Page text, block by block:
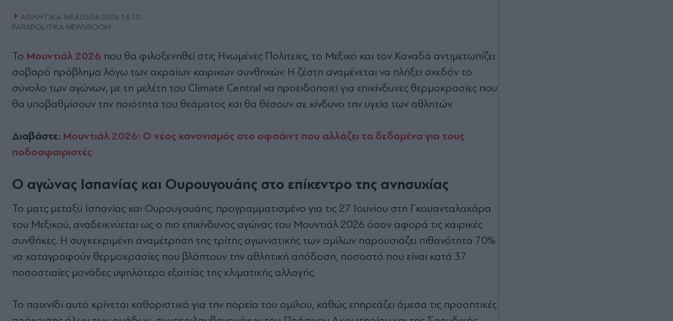
ΑΘΛΗΤΙΚΑ ΝΕΑ03.06.2026 16:10
PARAPOLITIKA NEWSROOM
Το Μουντιάλ 2026 που θα φιλοξενηθεί στις Ηνωμένες Πολιτείες, το Μεξικό και τον Καναδά αντιμετωπίζει
σοβαρό πρόβλημα λόγω των ακραίων καιρικών συνθηκών. Η ζέστη αναμένεται να πλήξει σχεδόν το
σύνολο των αγώνων, με τη μελέτη του Climate Central να προειδοποιεί για επικίνδυνες θερμοκρασίες που
θα υποβαθμίσουν την ποιότητα του θεάματος και θα θέσουν σε κίνδυνο την υγεία των αθλητών.
Διαβάστε: Μουντιάλ 2026: Ο νέος κανονισμός στο οφσάιντ που αλλάζει τα δεδομένα για τους
ποδοσφαιριστές
Ο αγώνας Ισπανίας και Ουρουγουάης στο επίκεντρο της ανησυχίας
Το ματς μεταξύ Ισπανίας και Ουρουγουάης, προγραμματισμένο για τις 27 Ιουνίου στη Γκουανταλαχάρα
του Μεξικού, αναδεικνύεται ως ο πιο επικίνδυνος αγώνας του Μουντιάλ 2026 όσον αφορά τις καιρικές
συνθήκες. Η συγκεκριμένη αναμέτρηση της τρίτης αγωνιστικής των ομίλων παρουσιάζει πιθανότητα 70%
να καταγραφούν θερμοκρασίες που βλάπτουν την αθλητική απόδοση, ποσοστό που είναι κατά 37
ποσοστιαίες μονάδες υψηλότερο εξαιτίας της κλιματικής αλλαγής.
Το παιχνίδι αυτό κρίνεται καθοριστικό για την πορεία του ομίλου, καθώς επηρεάζει άμεσα τις προοπτικές